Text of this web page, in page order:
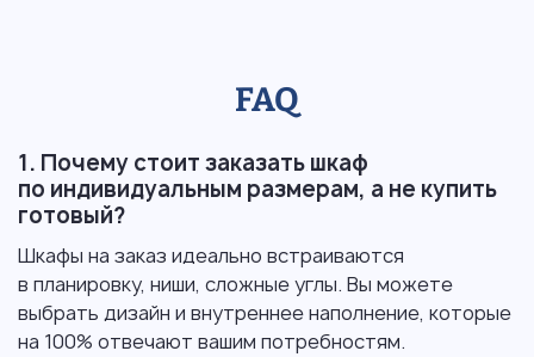
FAQ
1. Почему стоит заказать шкаф
по индивидуальным размерам, а не купить
готовый?
Шкафы на заказ идеально встраиваются
в планировку, ниши, сложные углы. Вы можете
выбрать дизайн и внутреннее наполнение, которые
на 100% отвечают вашим потребностям.